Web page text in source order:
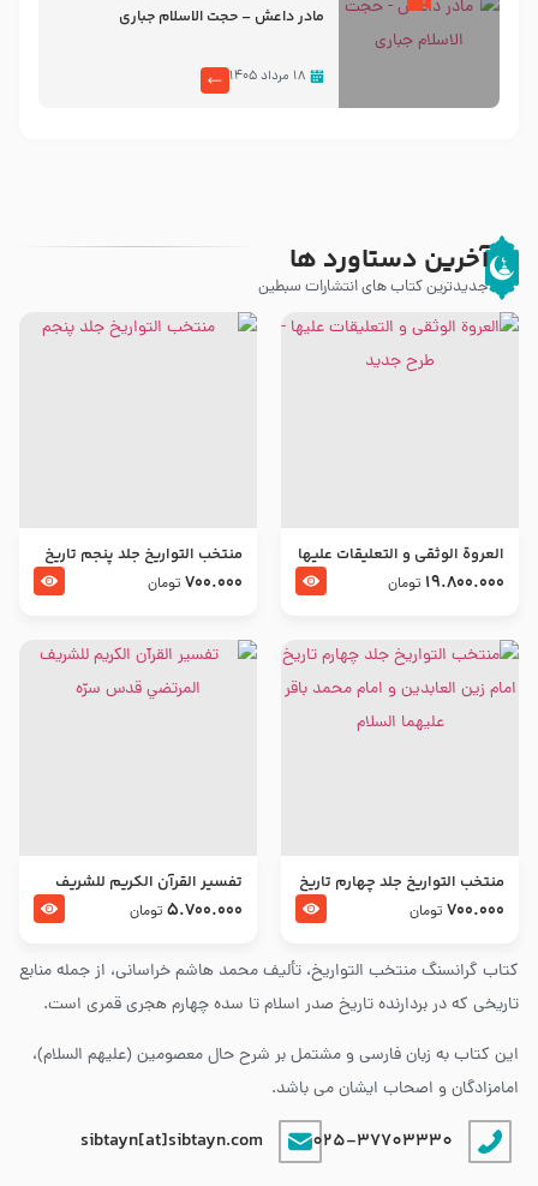
مادر داعش – حجت الاسلام جباری
۱۸ مرداد ۱۴۰۵
آخرین دستاورد ها
جدیدترین کتاب های انتشارات سبطین
کتاب گرانسنگ منتخب التواريخ، تألیف محمد هاشم خراسانی، از جمله منابع
تاریخی که در بردارنده تاریخ صدر اسلام تا سده چهارم هجری قمری است.
این کتاب به زبان فارسی و مشتمل بر شرح حال معصومین (علیهم السلام)،
امامزادگان و اصحاب ایشان می باشد.
025-37703330
sibtayn[at]sibtayn.com
العروة الوثقى و التعليقات عليها
– طرح جدید
19.800.000 تومان
منتخب التواریخ جلد پنجم تاریخ
امام جعفر صادق و امام موسی
700.000 تومان
منتخب التواریخ جلد چهارم تاریخ
امام زین العابدین و امام محمد
700.000 تومان
تفسير القرآن الكريم للشريف
المرتضي قدس سرّه
5.700.000 تومان